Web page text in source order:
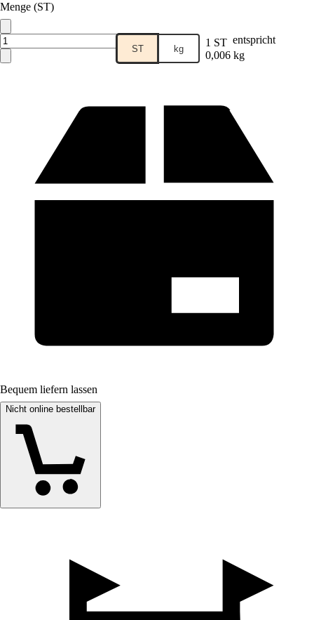
Menge (ST)
ST kg 1 ST entspricht
0,006 kg
Bequem liefern lassen
Nicht online bestellbar